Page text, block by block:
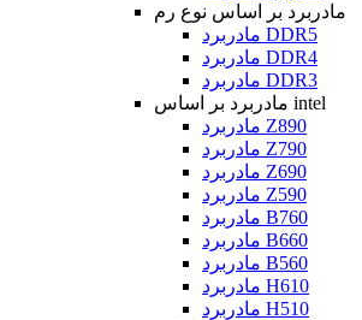
مادربرد بر اساس نوع رم
مادربرد DDR5
مادربرد DDR4
مادربرد DDR3
مادربرد بر اساس intel
مادربرد Z890
مادربرد Z790
مادربرد Z690
مادربرد Z590
مادربرد B760
مادربرد B660
مادربرد B560
مادربرد H610
مادربرد H510